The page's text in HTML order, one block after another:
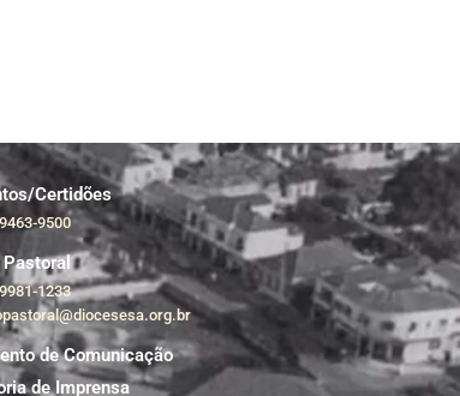
Certidões
9500
Pastoral
1233
de Comunicação
de Imprensa